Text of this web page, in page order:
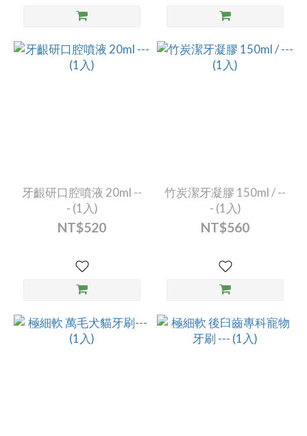
牙齦研口腔噴液 20ml --
- (1入)
NT$520
竹炭潔牙凝膠 150ml / --
- (1入)
NT$560